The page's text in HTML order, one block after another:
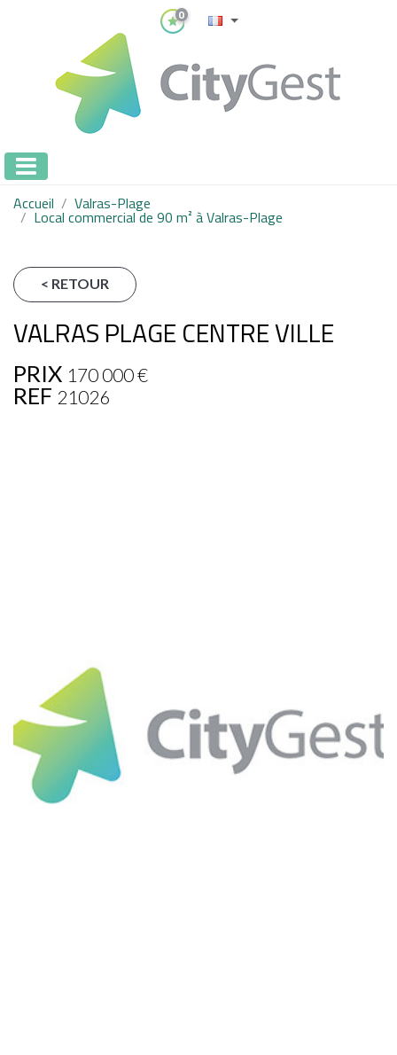
0
Accueil Valras-Plage
Local commercial de 90 m² à Valras-Plage
< RETOUR
VALRAS PLAGE CENTRE VILLE
PRIX 170 000 €
REF 21026